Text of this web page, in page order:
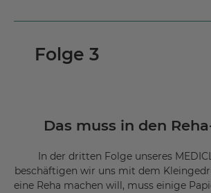
Folge 3
Das muss in den
In der dritten Folge unseres
beschäftigen wir uns mit dem
eine Reha machen will, muss einige